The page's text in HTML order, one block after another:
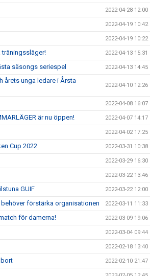
2022-04-28 12:00
2022-04-19 10:42
2022-04-19 10:22
träningssläger! 2022-04-13 15:31
säsongs seriespel 2022-04-13 14:45
årets unga ledare i Årsta
2022-04-10 12:26
2022-04-08 16:07
är nu öppen! 2022-04-07 14:17
2022-04-02 17:25
Cup 2022 2022-03-31 10:38
2022-03-29 16:30
2022-03-22 13:46
GUIF 2022-03-22 12:00
förstärka organisationen 2022-03-11 11:33
för damerna! 2022-03-09 19:06
2022-03-04 09:44
2022-02-18 13:40
2022-02-10 21:47